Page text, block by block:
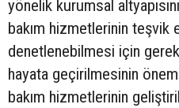
yönelik kurumsal
bakım hizmetlerinin
denetlenebilmesi için
hayata geçirilmesinin
bakım hizmetlerinin